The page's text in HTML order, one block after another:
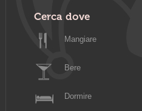
Cerca dove
Mangiare
Bere
Dormire